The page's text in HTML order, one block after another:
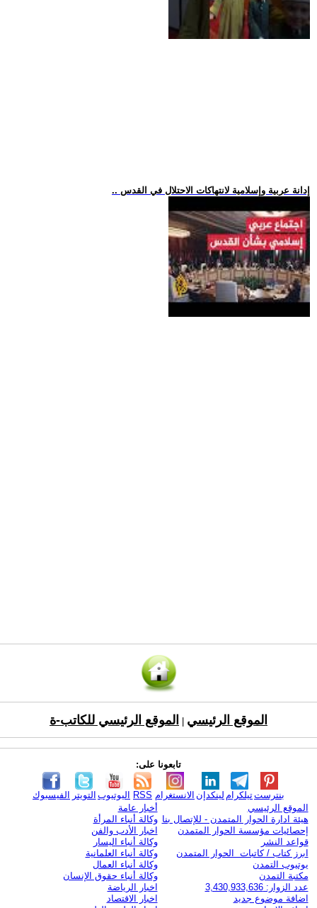
.. إدانة عربية وإسلامية لانتهاكات الاحتلال في القدس
الموقع الرئيسي الموقع الرئيسي للكاتب-ة
تابعونا على:
الفيسبوك التويتر اليوتيوب RSS الانستغرام لينكدإن تيلكرامبنترست
الموقع الرئيسي
هيئة ادارة الحوار المتمدن - للإتصال بنا
إحصائيات مؤسسة الحوار المتمدن
قواعد النشر
ابرز كتاب / كاتبات الحوار المتمدن
يوتيوب التمدن
مكتبة التمدن
عدد الزوار: 3,430,933,636
اضافة موضوع جديد
أخبار عامة
وكالة أنباء المرأة
اخبار الأدب والفن
وكالة أنباء اليسار
وكالة أنباء العلمانية
وكالة أنباء العمال
وكالة أنباء حقوق الإنسان
اخبار الرياضة
اخبار الاقتصاد